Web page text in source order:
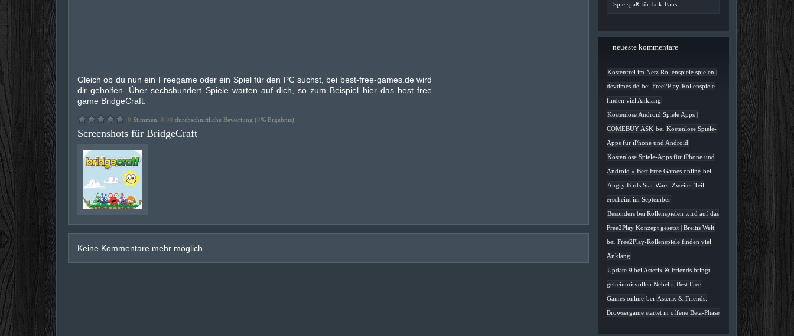
Gleich ob du nun ein Freegame oder ein Spiel für den PC suchst, bei best-free-games.de wird
dir geholfen. Über sechshundert Spiele warten auf dich, so zum Beispiel hier das best free
game BridgeCraft.
0 Stimmen, 0.00 durchschnittliche Bewertung (0% Ergebnis)
Screenshots für BridgeCraft
Keine Kommentare mehr möglich.
Spielspaß für Lok-Fans
neueste kommentare
Kostenfrei im Netz Rollenspiele spielen |
devtimes.de bei Free2Play-Rollenspiele
finden viel Anklang
Kostenlose Android Spiele Apps |
COMEBUY ASK bei Kostenlose Spiele-
Apps für iPhone und Android
Kostenlose Spiele-Apps für iPhone und
Android » Best Free Games online bei
Angry Birds Star Wars: Zweiter Teil
erscheint im September
Besonders bei Rollenspielen wird auf das
Free2Play Konzept gesetzt | Breitis Welt
bei Free2Play-Rollenspiele finden viel
Anklang
Update 9 bei Asterix & Friends bringt
geheimnisvollen Nebel » Best Free
Games online bei Asterix & Friends:
Browsergame startet in offene Beta-Phase